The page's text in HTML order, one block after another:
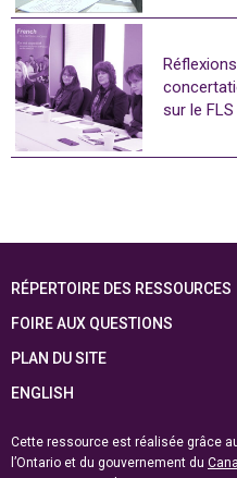
sur le FLS
RÉPERTOIRE DES RESSOURCES
FOIRE AUX QUESTIONS
PLAN DU SITE
ENGLISH
Cette ressource est réalisée grâce
l’Ontario et du gouvernement du